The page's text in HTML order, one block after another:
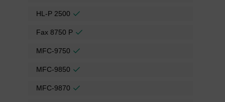
HL-P 2500
Fax 8750 P
MFC-9750
MFC-9850
MFC-9870